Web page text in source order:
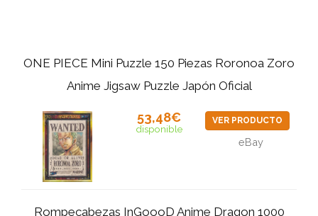
ONE PIECE Mini Puzzle 150 Piezas Roronoa Zoro
Anime Jigsaw Puzzle Japón Oficial
53,48€
disponible
VER PRODUCTO
eBay
Rompecabezas InGoooD Anime Dragon 1000